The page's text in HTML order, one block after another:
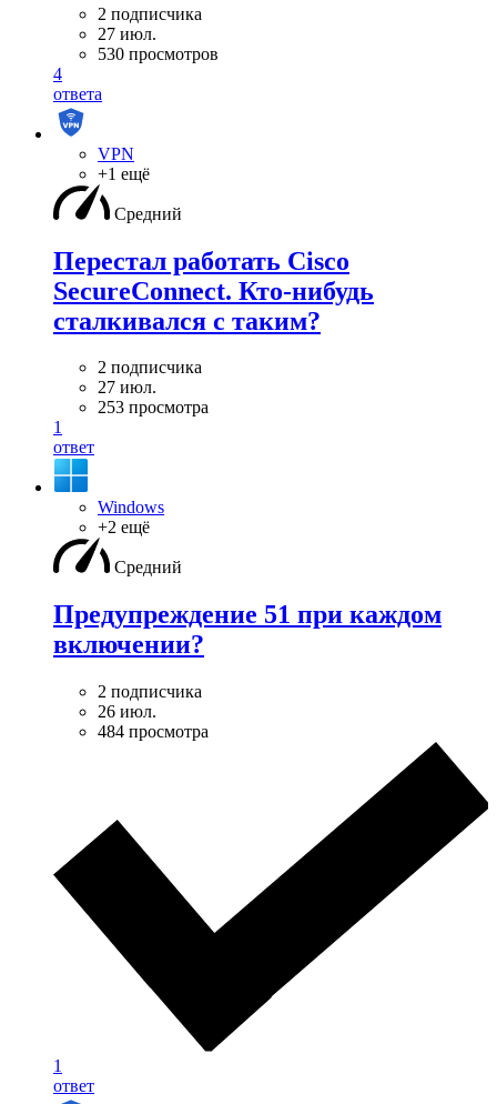
2 подписчика
27 июл.
530 просмотров
4
ответа
VPN
+1 ещё
Средний
Перестал работать Cisco
SecureConnect. Кто-нибудь
сталкивался с таким?
2 подписчика
27 июл.
253 просмотра
1
ответ
Windows
+2 ещё
Средний
Предупреждение 51 при каждом
включении?
2 подписчика
26 июл.
484 просмотра
1
ответ